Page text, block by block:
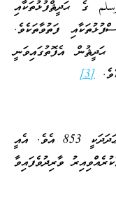
ގެ ޙަދީޘްފުޅުތަކާއި
ފަތުވާތަކެވެ.
ރިވާކުރައްވާ އުޅުއްވި 100000 ޙަދީޘުން އެފޮތުގައިވަނީ
[3]
* ޙަދީޘުގެ ޢަދަދު: އަލްމުވައްޠާގެ ޙަދީޘުގެ ޢަދަދަކީ 853 އެވެ. އެއީ
ވާރިދުވެފައިވާ